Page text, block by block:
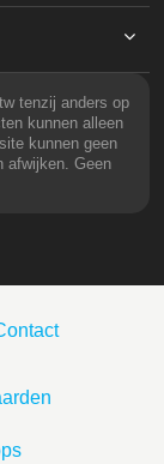
tenzij anders op
kunnen alleen
kunnen geen
afwijken. Geen